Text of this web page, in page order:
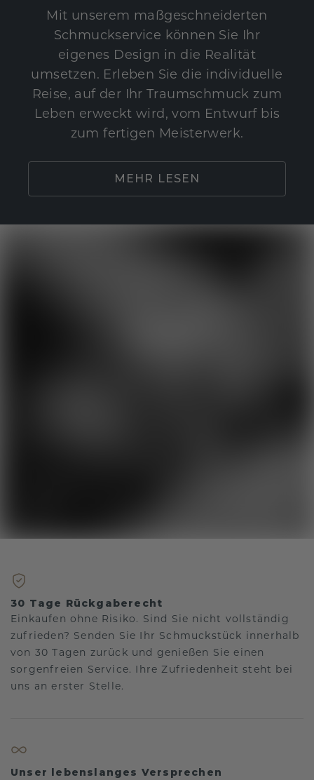
Mit unserem maßgeschneiderten
Schmuckservice können Sie Ihr
eigenes Design in die Realität
umsetzen. Erleben Sie die individuelle
Reise, auf der Ihr Traumschmuck zum
Leben erweckt wird, vom Entwurf bis
zum fertigen Meisterwerk.
MEHR LESEN
30 Tage Rückgaberecht
Einkaufen ohne Risiko. Sind Sie nicht vollständig
zufrieden? Senden Sie Ihr Schmuckstück innerhalb
von 30 Tagen zurück und genießen Sie einen
sorgenfreien Service. Ihre Zufriedenheit steht bei
uns an erster Stelle.
Unser lebenslanges Versprechen